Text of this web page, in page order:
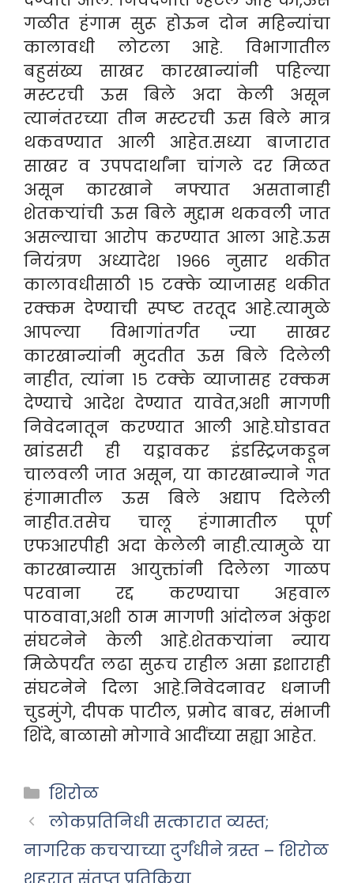
गळीत हंगाम सुरू होऊन दोन महिन्यांचा
कालावधी लोटला आहे. विभागातील
बहुसंख्य साखर कारखान्यांनी पहिल्या
मस्टरची ऊस बिले अदा केली असून
त्यानंतरच्या तीन मस्टरची ऊस बिले मात्र
थकवण्यात आली आहेत.सध्या बाजारात
साखर व उपपदार्थांना चांगले दर मिळत
असून कारखाने नफ्यात असतानाही
शेतकऱ्यांची ऊस बिले मुद्दाम थकवली जात
असल्याचा आरोप करण्यात आला आहे.ऊस
नियंत्रण अध्यादेश १९६६ नुसार थकीत
कालावधीसाठी १५ टक्के व्याजासह थकीत
रक्कम देण्याची स्पष्ट तरतूद आहे.त्यामुळे
आपल्या विभागांतर्गत ज्या साखर
कारखान्यांनी मुदतीत ऊस बिले दिलेली
नाहीत, त्यांना १५ टक्के व्याजासह रक्कम
देण्याचे आदेश देण्यात यावेत,अशी मागणी
निवेदनातून करण्यात आली आहे.घोडावत
खांडसरी ही यड्रावकर इंडस्ट्रिजकडून
चालवली जात असून, या कारखान्याने गत
हंगामातील ऊस बिले अद्याप दिलेली
नाहीत.तसेच चालू हंगामातील पूर्ण
एफआरपीही अदा केलेली नाही.त्यामुळे या
कारखान्यास आयुक्तांनी दिलेला गाळप
परवाना रद्द करण्याचा अहवाल
पाठवावा,अशी ठाम मागणी आंदोलन अंकुश
संघटनेने केली आहे.शेतकऱ्यांना न्याय
मिळेपर्यंत लढा सुरूच राहील असा इशाराही
संघटनेने दिला आहे.निवेदनावर धनाजी
चुडमुंगे, दीपक पाटील, प्रमोद बाबर, संभाजी
शिंदे, बाळासो मोगावे आदींच्या सह्या आहेत.
Categories
शिरोळ
लोकप्रतिनिधी सत्कारात व्यस्त;
नागरिक कचऱ्याच्या दुर्गंधीने त्रस्त – शिरोळ